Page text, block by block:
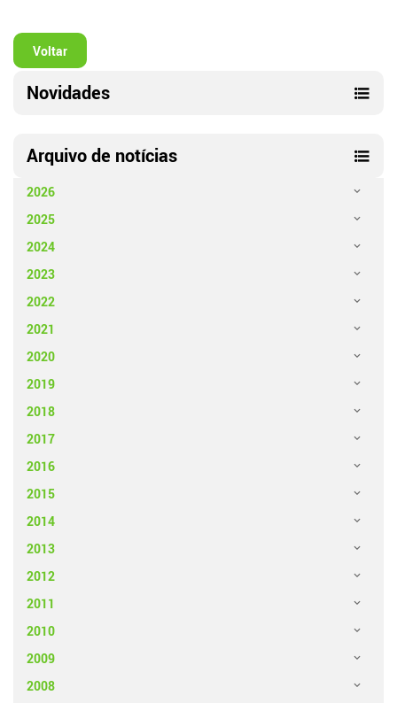
Voltar
Novidades
Arquivo de notícias
2026
2025
2024
2023
2022
2021
2020
2019
2018
2017
2016
2015
2014
2013
2012
2011
2010
2009
2008